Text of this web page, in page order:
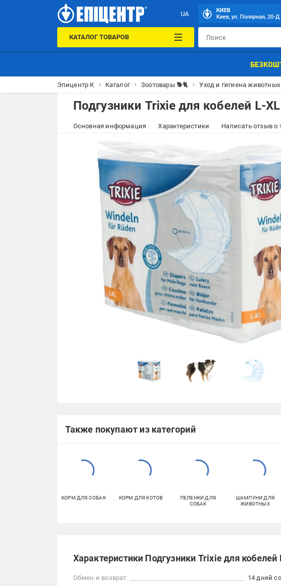
UA
КИЕВ
Киев, ул. Полярная, 20-Д
КАТАЛОГ ТОВАРОВ
Эпицентр К Каталог Зоотовары 🐕🐈 Уход и гигиена животных
Подгузники Trixie для кобелей L-
Основная информация Характеристики Написать отзыв о
Также покупают из категорий
КОРМ ДЛЯ СОБАК КОРМ ДЛЯ КОТОВ
ПЕЛЕНКИ ДЛЯ
СОБАК
ШАМПУНИ ДЛЯ
ЖИВОТНЫХ
Характеристики Подгузники Trixie для
Обмен и возврат: 14 дней